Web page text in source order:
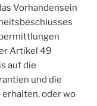
Vorhandensein
Artikel 49
auf die
und die
oder wo